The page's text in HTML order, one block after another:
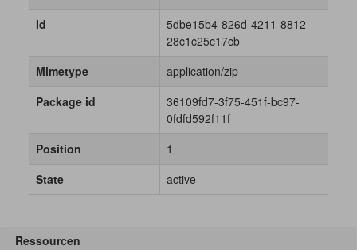
Ressourcen
Id
5dbe15b4-826d-4211-8812-
28c1c25c17cb
Mimetype
application/zip
Package id
36109fd7-3f75-451f-bc97-
0fdfd592f11f
Position
1
State
active